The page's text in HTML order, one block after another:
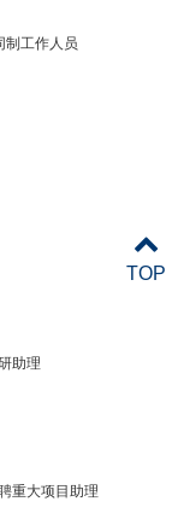
制工作人员
助理
重大项目助理
TOP